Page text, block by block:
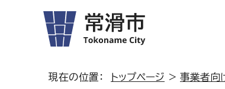
現在の位置： トップページ > 事業者向